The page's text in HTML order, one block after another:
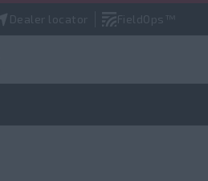
Dealer locator FieldOps™